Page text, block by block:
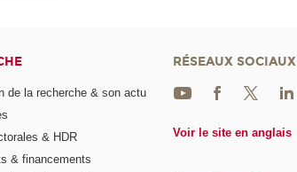
de la recherche & son actu
& HDR
& financements
RÉSEAUX SOCIAUX
Voir le site en anglais